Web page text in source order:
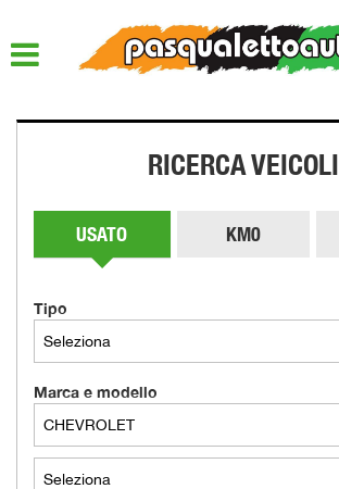
ACQUISTIAMO USATO
DICONO DI NOI
RICERCA VEICOLI
USATO KM0
Tipo
Marca e modello